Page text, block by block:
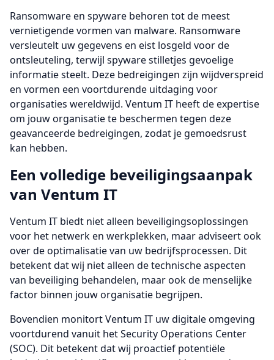
Ransomware en spyware behoren tot de meest
vernietigende vormen van malware. Ransomware
versleutelt uw gegevens en eist losgeld voor de
ontsleuteling, terwijl spyware stilletjes gevoelige
informatie steelt. Deze bedreigingen zijn wijdverspreid
en vormen een voortdurende uitdaging voor
organisaties wereldwijd. Ventum IT heeft de expertise
om jouw organisatie te beschermen tegen deze
geavanceerde bedreigingen, zodat je gemoedsrust
kan hebben.
Een volledige beveiligingsaanpak
van Ventum IT
Ventum IT biedt niet alleen beveiligingsoplossingen
voor het netwerk en werkplekken, maar adviseert ook
over de optimalisatie van uw bedrijfsprocessen. Dit
betekent dat wij niet alleen de technische aspecten
van beveiliging behandelen, maar ook de menselijke
factor binnen jouw organisatie begrijpen.
Bovendien monitort Ventum IT uw digitale omgeving
voortdurend vanuit het Security Operations Center
(SOC). Dit betekent dat wij proactief potentiële